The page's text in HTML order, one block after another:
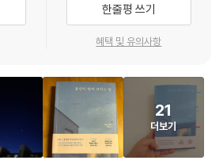
적 차원에서든, 앞으로 계속 전진하려는 관성
조건 좋은 것은 아니다. 우리는 가끔 우리 삶
자신을 불행하게 만들고 있다는 눈치가 들
을 향해 되돌아가는 것이야말로 지금 필요
절대, 개인적으로든 문화적으로든 미래가 딱 하
생각해서는 안 된다.
다.
되는 건 섹스가 아니라 ‘두려움’”이라는 그의
워 ‘불행’을 영업하는 세상에 이제는 맹렬히 대
그 대항은 일상의 아주 작은 개조에서 시작된
리려 한다면
는 법을 배워야 한다.”
속에서 내 삶의 중심을 잃지 않는 법
한줄평 쓰기
혜택 및 유의사항
21
더보기